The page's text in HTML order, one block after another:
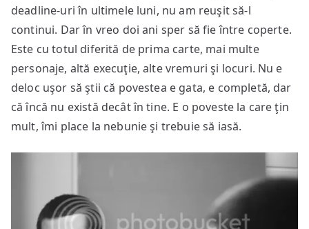
deadline-uri în ultimele luni, nu am reuşit să-l
continui. Dar în vreo doi ani sper să fie între coperte.
Este cu totul diferită de prima carte, mai multe
personaje, altă execuţie, alte vremuri şi locuri. Nu e
deloc uşor să ştii că povestea e gata, e completă, dar
că încă nu există decât în tine. E o poveste la care ţin
mult, îmi place la nebunie şi trebuie să iasă.